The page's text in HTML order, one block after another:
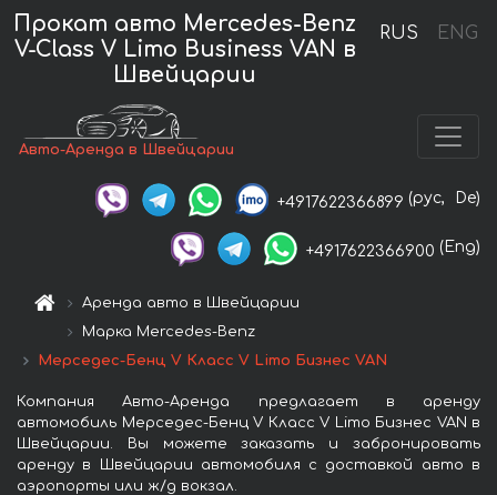
RUS ENG
Прокат авто Mercedes-Benz
V-Class V Limo Business VAN в
Швейцарии
Авто-Аренда в Швейцарии
+4917622366899 (рус, De)
+4917622366900 (Eng)
Аренда авто в Швейцарии
Марка Mercedes-Benz
Мерседес-Бенц V Класс V Limo Бизнес VAN
Компания Авто-Аренда предлагает в аренду
автомобиль Мерседес-Бенц V Класс V Limo Бизнес VAN в
Швейцарии. Вы можете заказать и забронировать
аренду в Швейцарии автомобиля с доставкой авто в
аэропорты или ж/д вокзал.